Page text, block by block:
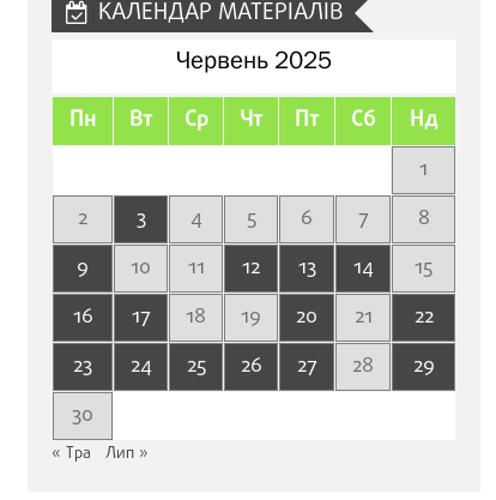
КАЛЕНДАР МАТЕРІАЛІВ
Червень 2025
Пн Вт Ср Чт Пт Сб Нд
1
2
3 4 5 6 7
8
9
10 11 12 13 14
15
16
17 18 19 20 21
22
23
24 25 26 27 28
29
30
« Тра Лип »